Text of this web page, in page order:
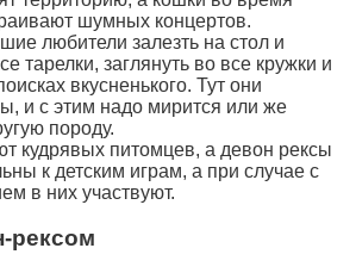
шумных концертов.
любители залезть на стол и
тарелки, заглянуть во все кружки и
вкусненького. Тут они
и с этим надо мирится или же
породу.
кудрявых питомцев, а девон рексы
к детским играм, а при случае с
в них участвуют.
рексом